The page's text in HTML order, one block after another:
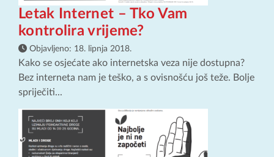
Letak Internet – Tko Vam
kontrolira vrijeme?
Objavljeno: 18. lipnja 2018.
Kako se osjećate ako internetska veza nije dostupna?
Bez interneta nam je teško, a s ovisnošću još teže. Bolje
spriječiti...